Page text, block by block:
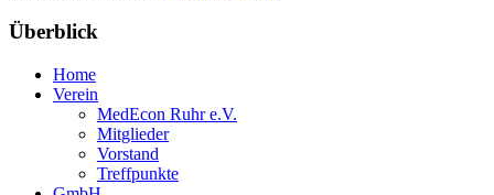
Überblick
Home
Verein
MedEcon Ruhr e.V.
Mitglieder
Vorstand
Treffpunkte